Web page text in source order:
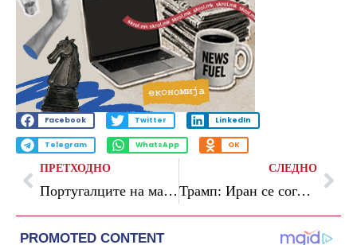
Facebook Twitter LinkedIn
Telegram WhatsApp OK
ПРЕТХОДНО
Португалците на масовен штрајк: возовите запрени, училиштата се затворени
СЛЕДНО
Трамп: Иран се согласи да се откаже од својата програма за нуклеарно оружје